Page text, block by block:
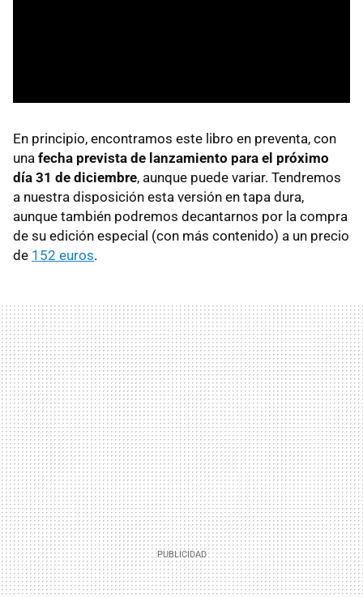
En principio, encontramos este libro en preventa, con
una fecha prevista de lanzamiento para el próximo
día 31 de diciembre, aunque puede variar. Tendremos
a nuestra disposición esta versión en tapa dura,
aunque también podremos decantarnos por la compra
de su edición especial (con más contenido) a un precio
de 152 euros.